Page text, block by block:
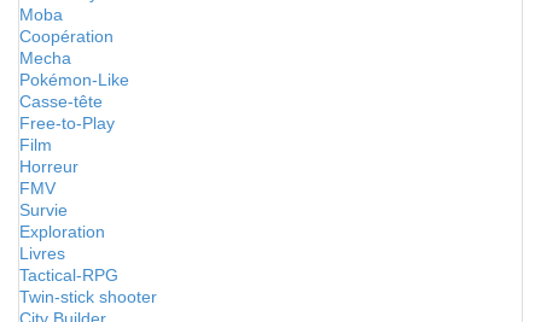
Moba
Coopération
Mecha
Pokémon-Like
Casse-tête
Free-to-Play
Film
Horreur
FMV
Survie
Exploration
Livres
Tactical-RPG
Twin-stick shooter